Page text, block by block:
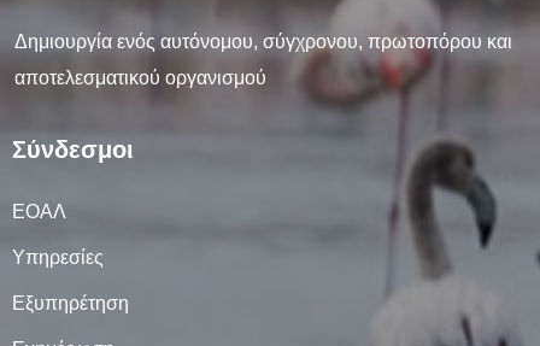
Δημιουργία ενός αυτόνομου, σύγχρονου, πρωτοπόρου και
αποτελεσματικού οργανισμού
Σύνδεσμοι
ΕΟΑΛ
Υπηρεσίες
Εξυπηρέτηση